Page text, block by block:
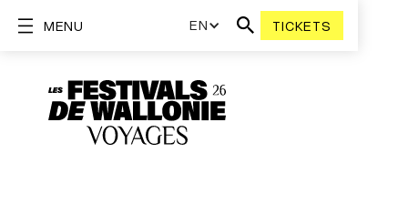
EN TICKETS
MENU